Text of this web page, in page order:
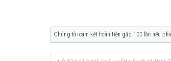
Chúng tôi cam kết hoàn tiền gấp 100 lần nếu